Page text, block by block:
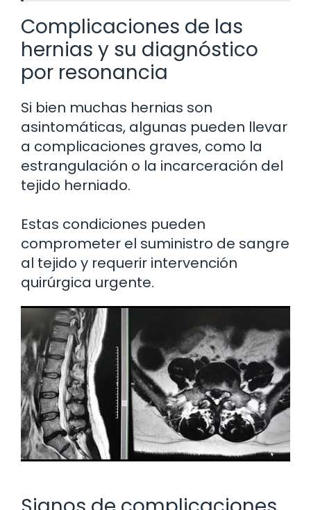
Complicaciones de las
hernias y su diagnóstico
por resonancia
Si bien muchas hernias son
asintomáticas, algunas pueden llevar
a complicaciones graves, como la
estrangulación o la incarceración del
tejido herniado.
Estas condiciones pueden
comprometer el suministro de sangre
al tejido y requerir intervención
quirúrgica urgente.